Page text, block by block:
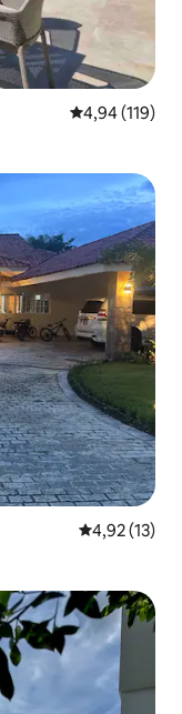
Évaluation
4,94 (119)
Évaluation
4,92 (13)